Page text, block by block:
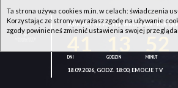
WKK ACTIVE HOTEL WROCŁAW - KSK
18.09.2026, GODZ. 18:00, EMOCJE TV
Ta strona używa cookies m.in. w celach: świadczenia
Korzystając ze strony wyrażasz zgodę na używanie
zgody powinieneś zmienić ustawienia swojej